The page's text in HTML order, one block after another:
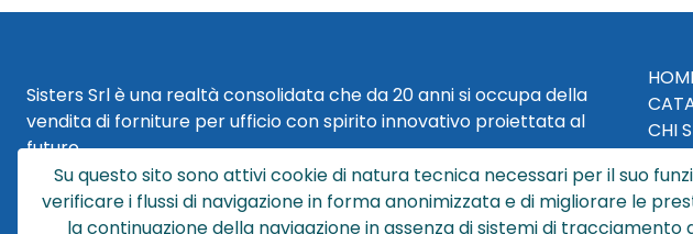
Sisters Srl è una realtà consolidata che da 20 anni si occupa della
vendita di forniture per ufficio con spirito innovativo proiettata al
futuro.
Sisters Srl | Sede Legale
Via Cesare Battisti 29
CHI
Su questo sito sono attivi cookie di natura tecnica necessari per il suo
verificare i flussi di navigazione in forma anonimizzata e di migliorare le
la continuazione della navigazione in assenza di sistemi di tracciamento